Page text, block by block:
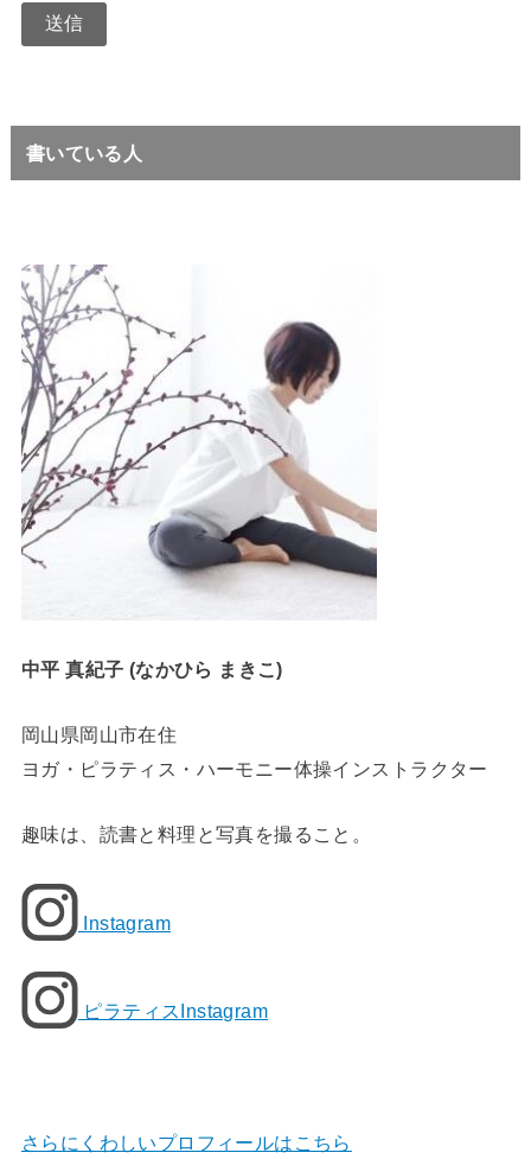
書いている人
中平 真紀子 (なかひら まきこ)
岡山県岡山市在住
ヨガ・ピラティス・ハーモニー体操インストラクター
趣味は、読書と料理と写真を撮ること。
Instagram
ピラティスInstagram
さらにくわしいプロフィールはこちら